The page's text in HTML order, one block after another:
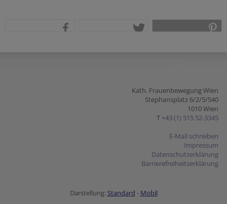
Kath. Frauenbewegung Wien
Stephansplatz 6/2/5/540
1010 Wien
T +43 (1) 515 52-3345
E-Mail schreiben
Impressum
Datenschutzerklärung
Barrierefreiheitserklärung
Darstellung: Standard - Mobil